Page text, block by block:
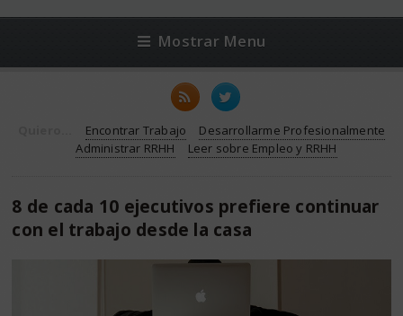
Mostrar Menu
Encontrar Trabajo
Desarrollarme Profesionalmente
Administrar RRHH
Leer sobre Empleo y RRHH
8 de cada 10 ejecutivos prefiere continuar
con el trabajo desde la casa